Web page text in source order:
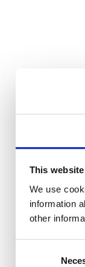
This
We use
information
other